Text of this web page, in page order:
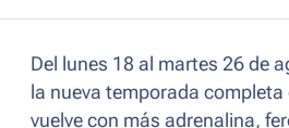
Del lunes 18 al martes 26 de
la nueva temporada
vuelve con más adrenalina,